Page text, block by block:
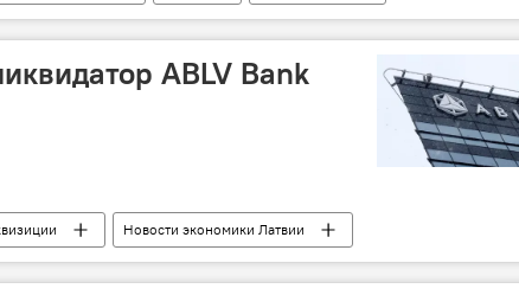
и борьбе с коррупцией (БПБК, KNAB)
отставка
ABLV Bank
Новости экономики Латвии
(КРФК)
ABLV Bank